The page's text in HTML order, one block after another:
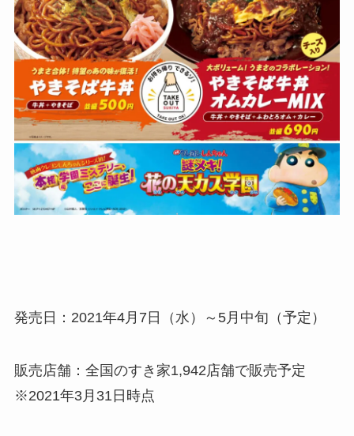
発売日：2021年4月7日（水）～5月中旬（予定）
販売店舗：全国のすき家1,942店舗で販売予定
※2021年3月31日時点